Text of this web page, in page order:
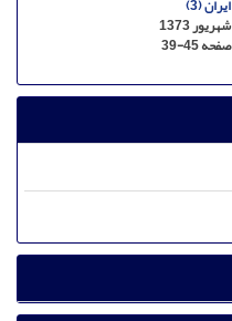
ایران (3)
شهریور 1373
صفحه39-45